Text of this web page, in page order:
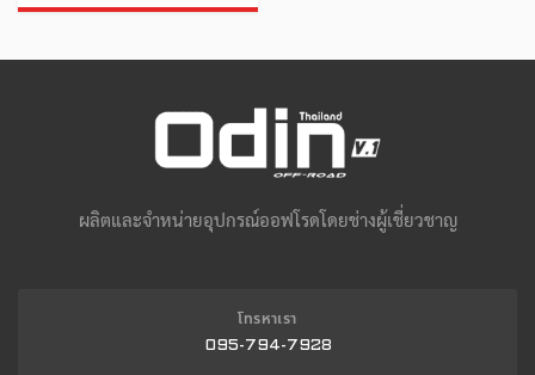
ผลิตและจำหน่ายอุปกรณ์ออฟโรดโดยช่างผู้เชี่ยวชาญ
โทรหาเรา
095-794-7928